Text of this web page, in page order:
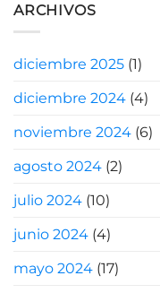
ARCHIVOS
diciembre 2025 (1)
diciembre 2024 (4)
noviembre 2024 (6)
agosto 2024 (2)
julio 2024 (10)
junio 2024 (4)
mayo 2024 (17)